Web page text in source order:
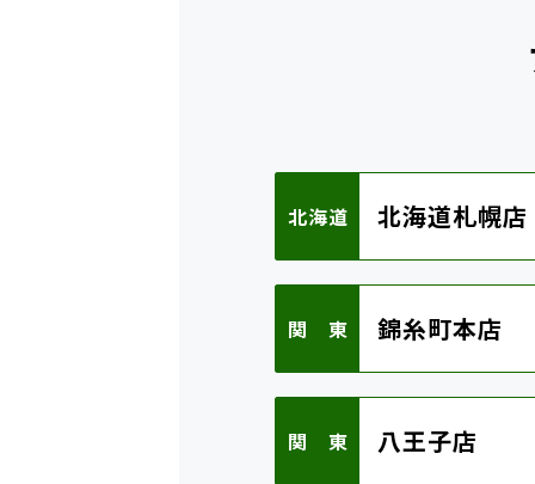
北海道 北海道札幌店
関 東 錦糸町本店
関 東 八王子店